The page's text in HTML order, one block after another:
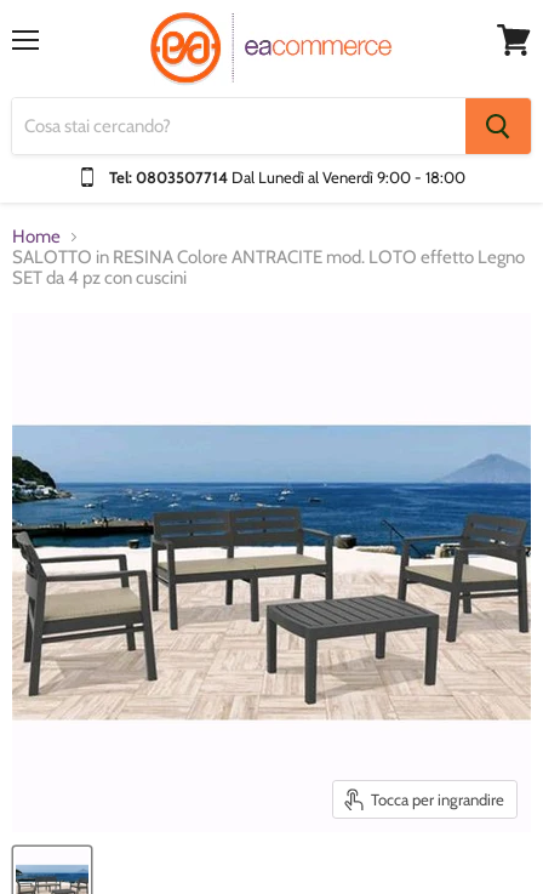
Tel: 0803507714 Dal Lunedì al Venerdì9:00 - 18:00
Home
SALOTTO in RESINA Colore ANTRACITE mod. LOTO effetto Legno
SET da 4 pz con cuscini
Tocca per ingrandire